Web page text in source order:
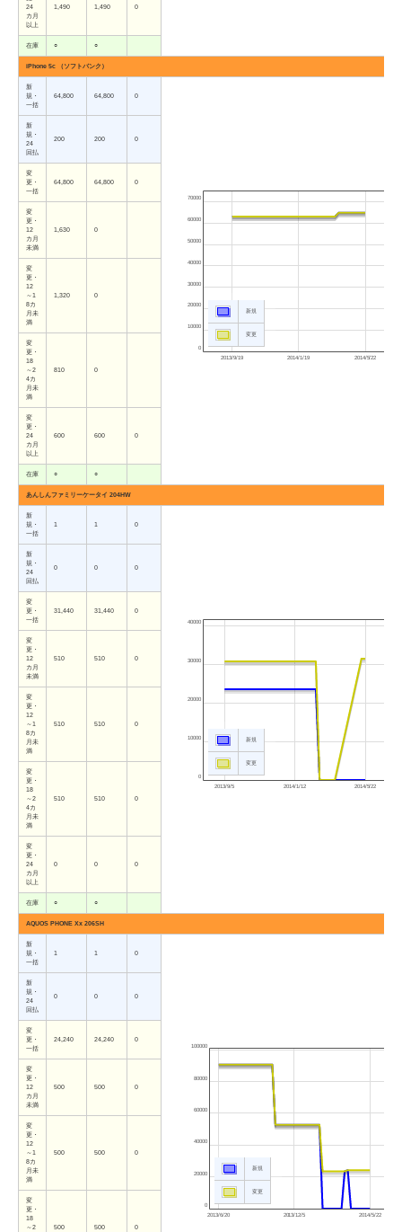
24
カ月
以上
1,490 1,490 0
在庫 ○ ○
iPhone 5c （ソフトバンク）
新
規・
一括
64,800 64,800 0
2013/9/19 2014/1/19 2014/5/22
0
10000
20000
30000
40000
50000
60000
70000
新規
変更
新
規・
24
回払
200 200 0
変
更・
一括
64,800 64,800 0
変
更・
12
カ月
未満
1,630 0
変
更・
12
～1
8カ
月未
満
1,320 0
変
更・
18
～2
4カ
月未
満
810 0
変
更・
24
カ月
以上
600 600 0
在庫 ○ ○
あんしんファミリーケータイ 204HW
新
規・
一括
1 1 0
2013/9/5 2014/1/12 2014/5/22
0
10000
20000
30000
40000
新規
変更
新
規・
24
回払
0 0 0
変
更・
一括
31,440 31,440 0
変
更・
12
カ月
未満
510 510 0
変
更・
12
～1
8カ
月未
満
510 510 0
変
更・
18
～2
4カ
月未
満
510 510 0
変
更・
24
カ月
以上
0 0 0
在庫 ○ ○
AQUOS PHONE Xx 206SH
新
規・
一括
1 1 0
2013/6/20 2013/12/5 2014/5/22
0
20000
40000
60000
80000
100000
新規
変更
新
規・
24
回払
0 0 0
変
更・
一括
24,240 24,240 0
変
更・
12
カ月
未満
500 500 0
変
更・
12
～1
8カ
月未
満
500 500 0
変
更・
18
～2
500 500 0